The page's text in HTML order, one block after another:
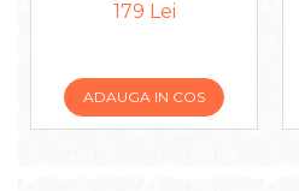
179 Lei
ADAUGA IN COS